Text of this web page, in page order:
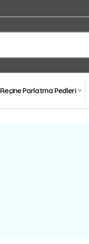
Reçine Parlatma Pedleri